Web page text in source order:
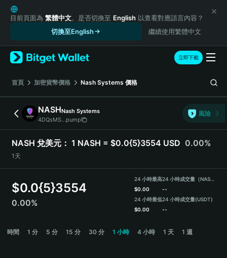
English
日本語
Русский
Español (Latinoamérica)
Türkçe
Italiano
简体中文
繁體中文
Português (Portugal)
Bahasa Indonesia
Español
目前頁面為 繁體中文。是否切換至 English 以查看對應語言內容？
切換至English
繼續使用繁體中文
立即下載
首頁 加密貨幣價格 Nash Systems 價格
NASHNash Systems
4DQsMS...pump
風險
NASH 兌美元： 1 NASH = $0.0{5}3554 USD 0.00%
1天
$0.0{5}3554
0.00%
24 小時最高
$0.00
24 小時最低
$0.00
24 小時成交量（NASH）
--
24 小時成交量(USDT)
--
時間 1 分 5 分 15 分 30 分 1 小時 4 小時 1 天 1 週